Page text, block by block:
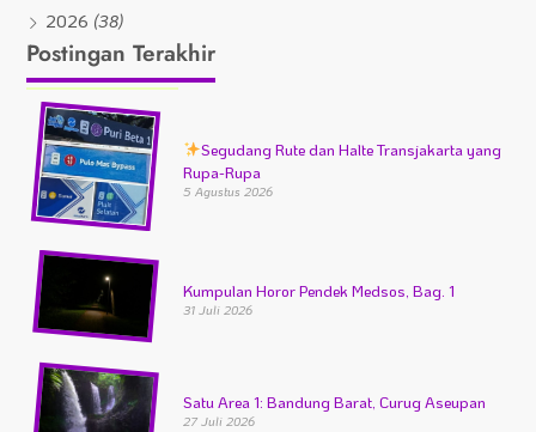
2026 (38)
Postingan Terakhir
Segudang Rute dan Halte Transjakarta yang
Rupa-Rupa
5 Agustus 2026
Kumpulan Horor Pendek Medsos, Bag. 1
31 Juli 2026
Satu Area 1: Bandung Barat, Curug Aseupan
27 Juli 2026